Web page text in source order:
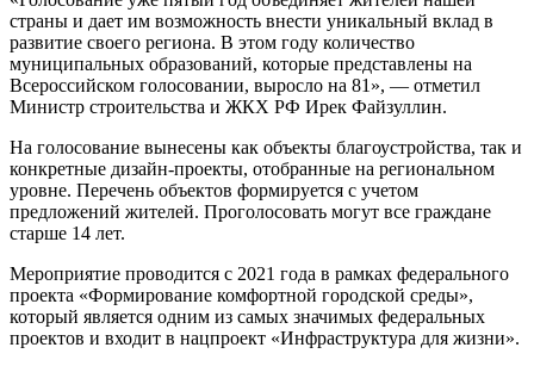
страны и дает им возможность внести уникальный вклад в
развитие своего региона. В этом году количество
муниципальных образований, которые представлены на
Всероссийском голосовании, выросло на 81», — отметил
Министр строительства и ЖКХ РФ Ирек Файзуллин.
На голосование вынесены как объекты благоустройства, так и
конкретные дизайн-проекты, отобранные на региональном
уровне. Перечень объектов формируется с учетом
предложений жителей. Проголосовать могут все граждане
старше 14 лет.
Мероприятие проводится с 2021 года в рамках федерального
проекта «Формирование комфортной городской среды»,
который является одним из самых значимых федеральных
проектов и входит в нацпроект «Инфраструктура для жизни».